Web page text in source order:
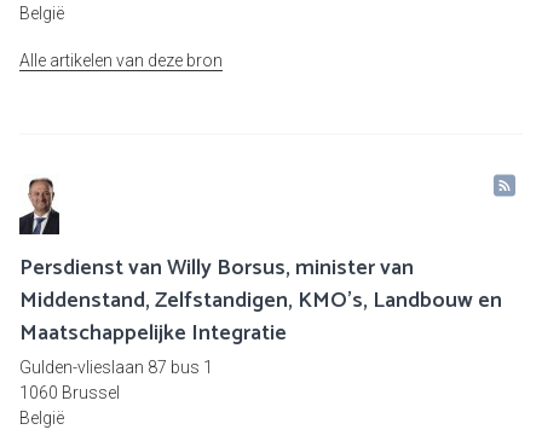
België
Alle artikelen van deze bron
Persdienst van Willy Borsus, minister van
Middenstand, Zelfstandigen, KMO's, Landbouw en
Maatschappelijke Integratie
Gulden-vlieslaan 87 bus 1
1060 Brussel
België